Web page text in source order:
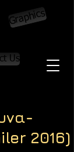
Us
Graphics
2016)